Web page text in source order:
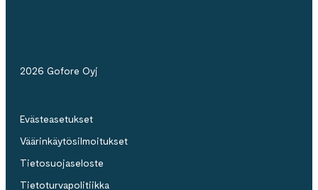
2026 Gofore Oyj
Evästeasetukset
Väärinkäytösilmoitukset
Tietosuojaseloste
Tietoturvapolitiikka